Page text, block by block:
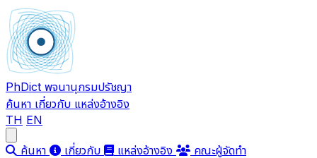
PhDict พจนานุกรมปรัชญา
ค้นหา เกี่ยวกับ แหล่งอ้างอิง
TH EN
ค้นหา เกี่ยวกับ แหล่งอ้างอิง
คณะผู้จัดทำ